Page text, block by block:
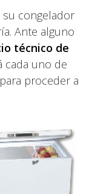
su congelador
Ante alguno
técnico de
cada uno de
proceder a